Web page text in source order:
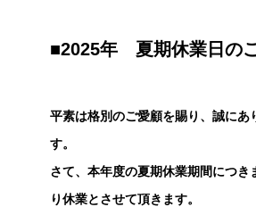
■2025年 夏期休業日の
平素は格別のご愛顧を賜り、誠にあ
す。
さて、本年度の夏期休業期間につき
り休業とさせて頂きます。